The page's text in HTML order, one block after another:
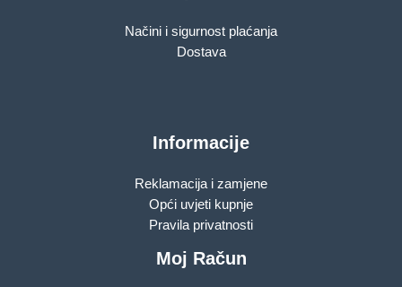
Načini i sigurnost plaćanja
Dostava
Informacije
Reklamacija i zamjene
Opći uvjeti kupnje
Pravila privatnosti
Moj Račun